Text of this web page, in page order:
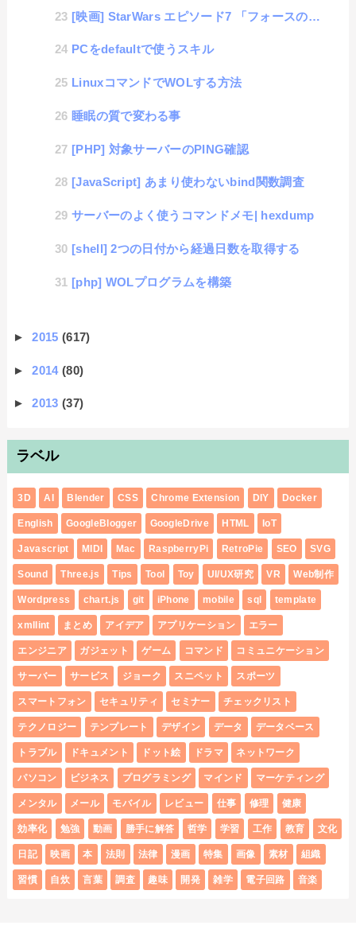
[映画] StarWars エピソード7 「フォースの覚醒」
PCをdefaultで使うスキル
LinuxコマンドでWOLする方法
睡眠の質で変わる事
[PHP] 対象サーバーのPING確認
[JavaScript] あまり使わないbind関数調査
サーバーのよく使うコマンドメモ| hexdump
[shell] 2つの日付から経過日数を取得する
[php] WOLプログラムを構築
►2015(617)
►2014(80)
►2013(37)
ラベル
3D AI Blender CSS Chrome Extension DIY Docker
English GoogleBlogger GoogleDrive HTML IoT
Javascript MIDI Mac RaspberryPi RetroPie SEO SVG
Sound Three.js Tips Tool Toy UI/UX研究 VR Web制作
Wordpress chart.js git iPhone mobile sql template
xmllint まとめ アイデア アプリケーション エラー
エンジニア ガジェット ゲーム コマンド コミュニケーション
サーバー サービス ジョーク スニペット スポーツ
スマートフォン セキュリティ セミナー チェックリスト
テクノロジー テンプレート デザイン データ データベース
トラブル ドキュメント ドット絵 ドラマ ネットワーク
パソコン ビジネス プログラミング マインド マーケティング
メンタル メール モバイル レビュー 仕事 修理 健康
効率化 勉強 動画 勝手に解答 哲学 学習 工作 教育 文化
日記 映画 本 法則 法律 漫画 特集 画像 素材 組織
習慣 自炊 言葉 調査 趣味 開発 雑学 電子回路 音楽